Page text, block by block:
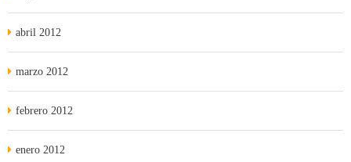
abril 2012
marzo 2012
febrero 2012
enero 2012